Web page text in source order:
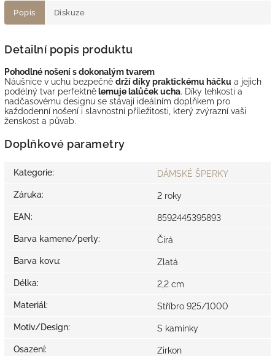
Popis Diskuze
Detailní popis produktu
Pohodlné nošení s dokonalým tvarem
Náušnice v uchu bezpečně drží díky praktickému háčku a jejich
podélný tvar perfektnělemuje lalůček ucha. Díky lehkosti a
nadčasovému designu se stávají ideálním doplňkem pro
každodenní nošení i slavnostní příležitosti, který zvýrazní vaši
ženskost a půvab.
Doplňkové parametry
Kategorie: DÁMSKÉ ŠPERKY
Záruka: 2 roky
EAN: 8592445395893
Barva kamene/perly: Čirá
Barva kovu: Zlatá
Délka: 2,2 cm
Materiál: Stříbro 925/1000
Motiv/Design: S kamínky
Osazení: Zirkon